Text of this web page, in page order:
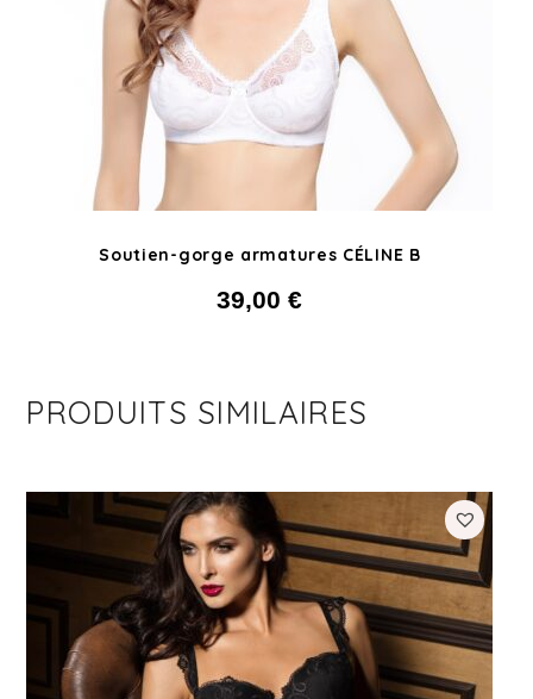
Soutien-gorge armatures CÉLINE B
39,00€
PRODUITS SIMILAIRES